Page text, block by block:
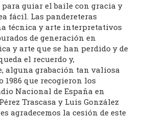
para guiar el baile con gracia y
fácil. Las pandereteras
técnica y arte interpretativos
de generación en
y arte que se han perdido y de
el recuerdo y,
alguna grabación tan valiosa
1986 que recogieron los
Nacional de España en
Trascasa y Luis González
agradecemos la cesión de este